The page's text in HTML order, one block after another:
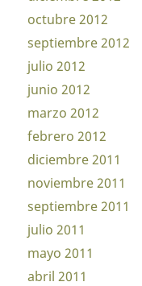
octubre 2012
septiembre 2012
julio 2012
junio 2012
marzo 2012
febrero 2012
diciembre 2011
noviembre 2011
septiembre 2011
julio 2011
mayo 2011
abril 2011